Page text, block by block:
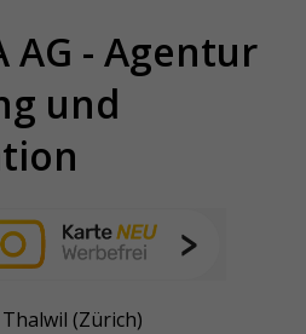
AG - Agentur
und
Thalwil (Zürich)